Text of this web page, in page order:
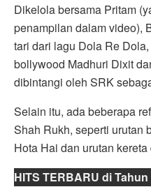
Dikelola bersama Pritam
penampilan dalam video),
tari dari lagu Dola Re
bollywood Madhuri Dixit
dibintangi oleh SRK
Selain itu, ada beberapa
Shah Rukh, seperti urutan
Hota Hai dan urutan
HITS TERBARU di